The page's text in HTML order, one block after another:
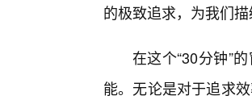
的极致追求，为我们
在这个“30分钟”
能。无论是对于追求